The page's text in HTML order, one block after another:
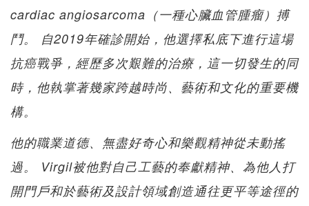
cardiac angiosarcoma（一種心臟血管腫瘤）搏
鬥。 自2019年確診開始，他選擇私底下進行這場
抗癌戰爭，經歷多次艱難的治療，這一切發生的同
時，他執掌著幾家跨越時尚、藝術和文化的重要機
構。
他的職業道德、無盡好奇心和樂觀精神從未動搖
過。 Virgil被他對自己工藝的奉獻精神、為他人打
開門戶和於藝術及設計領域創造通往更平等途徑的